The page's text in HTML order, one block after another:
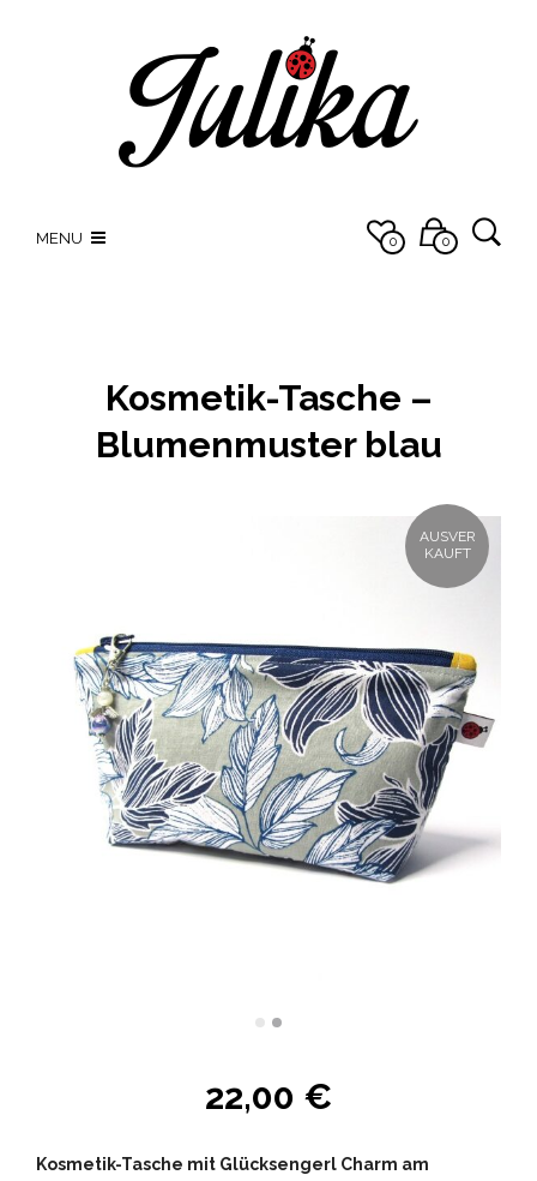
MENU 0 0
Kosmetik-Tasche –
Blumenmuster blau
AUSVER
KAUFT
22,00 €
Kosmetik-Tasche mit Glücksengerl Charm am